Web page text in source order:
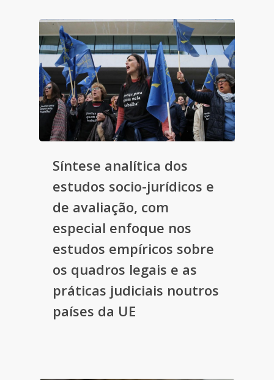
Síntese analítica dos
estudos socio-jurídicos e
de avaliação, com
especial enfoque nos
estudos empíricos sobre
os quadros legais e as
práticas judiciais noutros
países da UE